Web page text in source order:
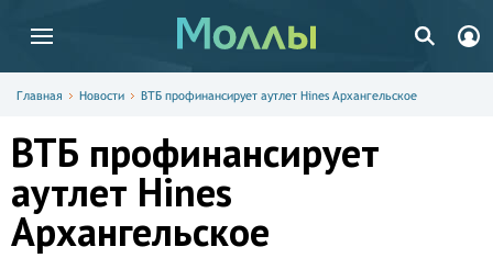
Главная Новости ВТБ профинансирует аутлет Hines Архангельское
ВТБ профинансирует
аутлет Hines
Архангельское